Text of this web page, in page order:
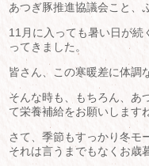
あつぎ豚推進協議会こと、
11月に入っても暑い日が続
ってきました。
皆さん、この寒暖差に体調
そんな時も、もちろん、あ
て栄養補給をお願いします
さて、季節もすっかり冬モ
それは言うまでもなくお歳